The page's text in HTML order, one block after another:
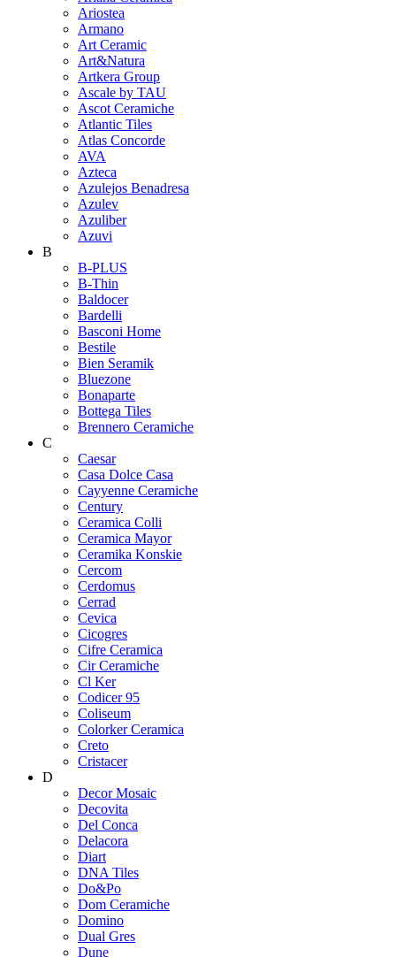
Ariostea
Armano
Art Ceramic
Art&Natura
Artkera Group
Ascale by TAU
Ascot Ceramiche
Atlantic Tiles
Atlas Concorde
AVA
Azteca
Azulejos Benadresa
Azulev
Azuliber
Azuvi
B
B-PLUS
B-Thin
Baldocer
Bardelli
Basconi Home
Bestile
Bien Seramik
Bluezone
Bonaparte
Bottega Tiles
Brennero Ceramiche
C
Caesar
Casa Dolce Casa
Cayyenne Ceramiche
Century
Ceramica Colli
Ceramica Mayor
Ceramika Konskie
Cercom
Cerdomus
Cerrad
Cevica
Cicogres
Cifre Ceramica
Cir Ceramiche
Cl Ker
Codicer 95
Coliseum
Colorker Ceramica
Creto
Cristacer
D
Decor Mosaic
Decovita
Del Conca
Delacora
Diart
DNA Tiles
Do&Po
Dom Ceramiche
Domino
Dual Gres
Dune